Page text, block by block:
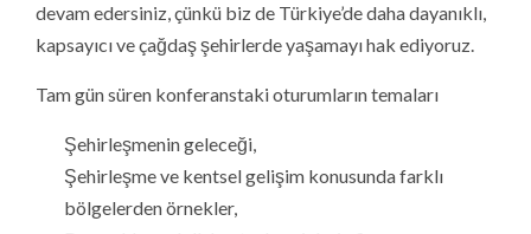
devam edersiniz, çünkü biz de Türkiye’de daha dayanıklı,
kapsayıcı ve çağdaş şehirlerde yaşamayı hak ediyoruz.
Tam gün süren konferanstaki oturumların temaları
Şehirleşmenin geleceği,
Şehirleşme ve kentsel gelişim konusunda farklı
bölgelerden örnekler,